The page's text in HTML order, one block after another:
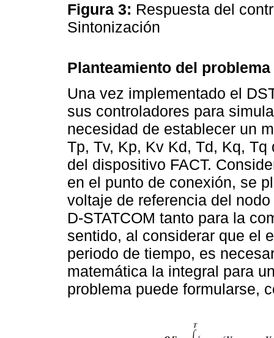
Figura 3: Respuesta del
Sintonización
Planteamiento del
Una vez implementado el
sus controladores para
necesidad de establecer un
Tp, Tv, Kp, Kv Kd, Td, Kq,
del dispositivo FACT.
en el punto de conexión, se
voltaje de referencia del
D-STATCOM tanto para la
sentido, al considerar que el
periodo de tiempo, es
matemática la integral para
problema puede formularse,